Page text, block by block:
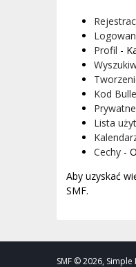
Profil -
Kod
Lista
Cechy -
Aby uzyskać
SMF.
SMF © 2026,